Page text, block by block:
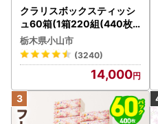
クラリスボックスティッシ
ュ60箱(1箱220組(440枚))
(5個入り×12セット)【配送
不可地域：離島・沖縄県】
【1256759】
栃木県小山市
(3240)
14,000